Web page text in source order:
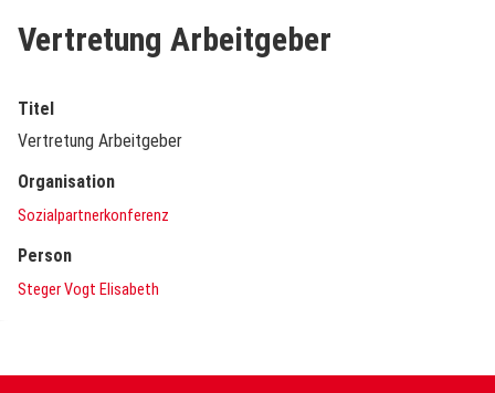
Vertretung Arbeitgeber
Titel
Vertretung Arbeitgeber
Organisation
Sozialpartnerkonferenz
Person
Steger Vogt Elisabeth